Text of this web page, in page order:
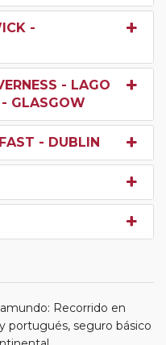
-
- LAGO
GLASGOW
- DUBLIN
Recorrido en
portugués, seguro básico